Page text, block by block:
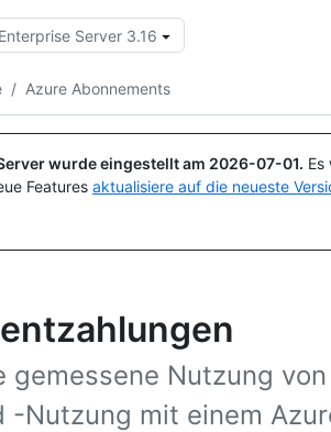
Enterprise Server 3.16
/ Azure Abonnements
wurde eingestellt am 2026-07-01. Es
Features aktualisiere auf die neueste
gemessene Nutzung
-Nutzung mit einem